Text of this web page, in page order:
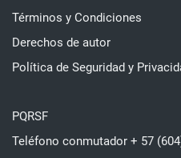
Términos y Condiciones
Derechos de autor
Política de Seguridad y
PQRSF
Teléfono conmutador + 57